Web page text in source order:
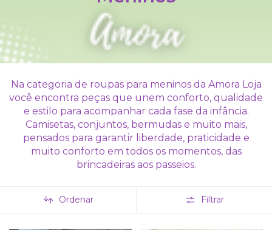
Na categoria de roupas para meninos da Amora Loja
você encontra peças que unem conforto, qualidade
e estilo para acompanhar cada fase da infância.
Camisetas, conjuntos, bermudas e muito mais,
pensados para garantir liberdade, praticidade e
muito conforto em todos os momentos, das
brincadeiras aos passeios.
Ordenar Filtrar